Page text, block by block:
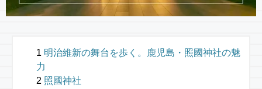
明治維新の舞台を歩く。鹿児島・照國神社の魅
力
照國神社